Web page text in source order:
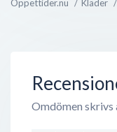
Öppettider.nu Kläder
Omdömen skrivs